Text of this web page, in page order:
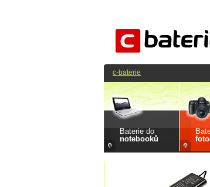
Baterie do
notebooků
c-baterie